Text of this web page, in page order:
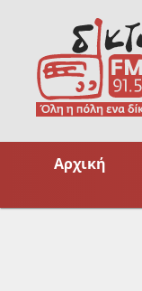
content
Αρχική